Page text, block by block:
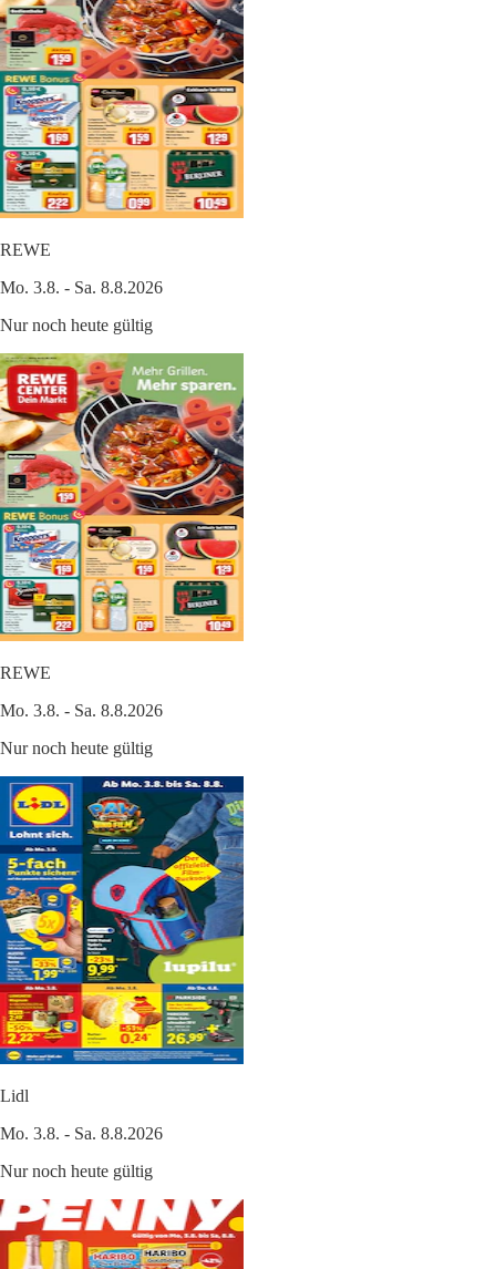
REWE
Mo. 3.8. - Sa. 8.8.2026
Nur noch heute gültig
REWE
Mo. 3.8. - Sa. 8.8.2026
Nur noch heute gültig
Lidl
Mo. 3.8. - Sa. 8.8.2026
Nur noch heute gültig